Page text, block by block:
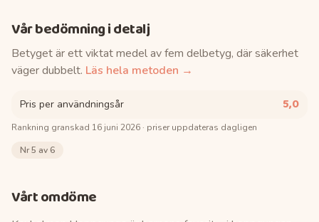
Vår bedömning i detalj
Betyget är ett viktat medel av fem delbetyg, där säkerhet
väger dubbelt. Läs hela metoden →
Pris per användningsår 5,0
Rankning granskad 16 juni 2026 · priser uppdateras dagligen
Nr5 av 6
Vårt omdöme